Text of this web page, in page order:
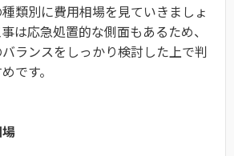
類別に費用相場を見ていきましょ
は応急処置的な側面もあるため、
ランスをしっかり検討した上で判
です。